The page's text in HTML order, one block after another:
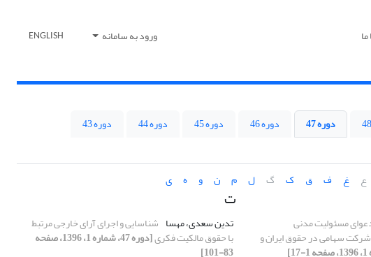
ورود به سامانه ENGLISH
دوره 47 دوره 46 دوره 45 دوره 44
دوره 43
ع غ ف ق ک گ ل م ن و ه ی
مسئولیت مدنی
شرکت سهامی در حقوق ایران و
ت
تدین سعدی، مهسا شناسایی و اجرای آرای خارجی مرتبط
با حقوق مالکیت فکری [دوره 47، شماره 1، 1396، صفحه
83-101]